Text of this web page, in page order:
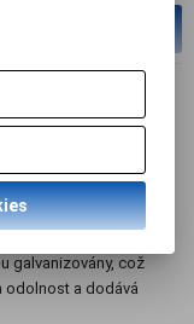
kryt "Vlnky"
bílá
a4716076153200
(dny):skladem
galvanizovány, což
odolnost a dodává